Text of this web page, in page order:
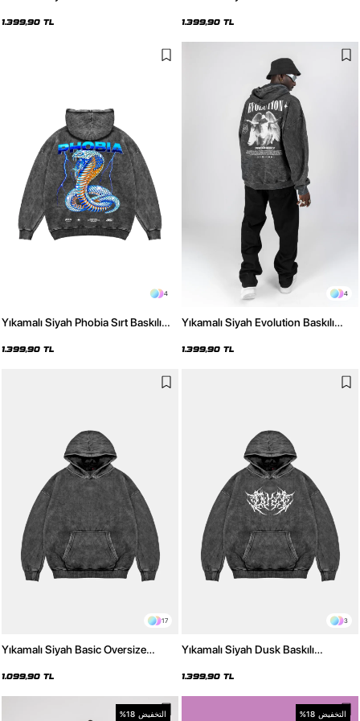
1.399,90 TL 1.399,90 TL
4
Yıkamalı Siyah Phobia Sırt Baskılı
1.399,90 TL
4
Yıkamalı Siyah Evolution Baskılı
1.399,90 TL
17
Yıkamalı Siyah Basic Oversize
1.099,90 TL
3
Yıkamalı Siyah Dusk Baskılı
1.399,90 TL
%18 التخفيض %18 التخفيض